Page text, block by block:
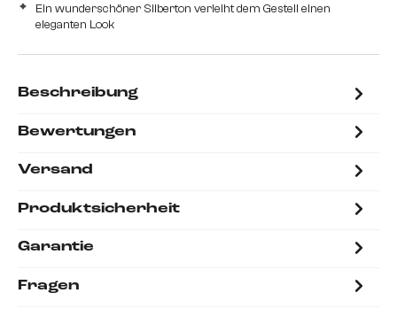
Ein wunderschöner Silberton verleiht dem Gestell einen
eleganten Look
Beschreibung
Bewertungen
Versand
Produktsicherheit
Garantie
Fragen